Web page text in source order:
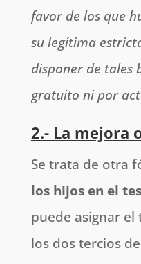
favor de los que
su legítima
disponer de tales
gratuito ni por
2.- La mejora
Se trata de otra
los hijos en el
puede asignar
los dos tercios